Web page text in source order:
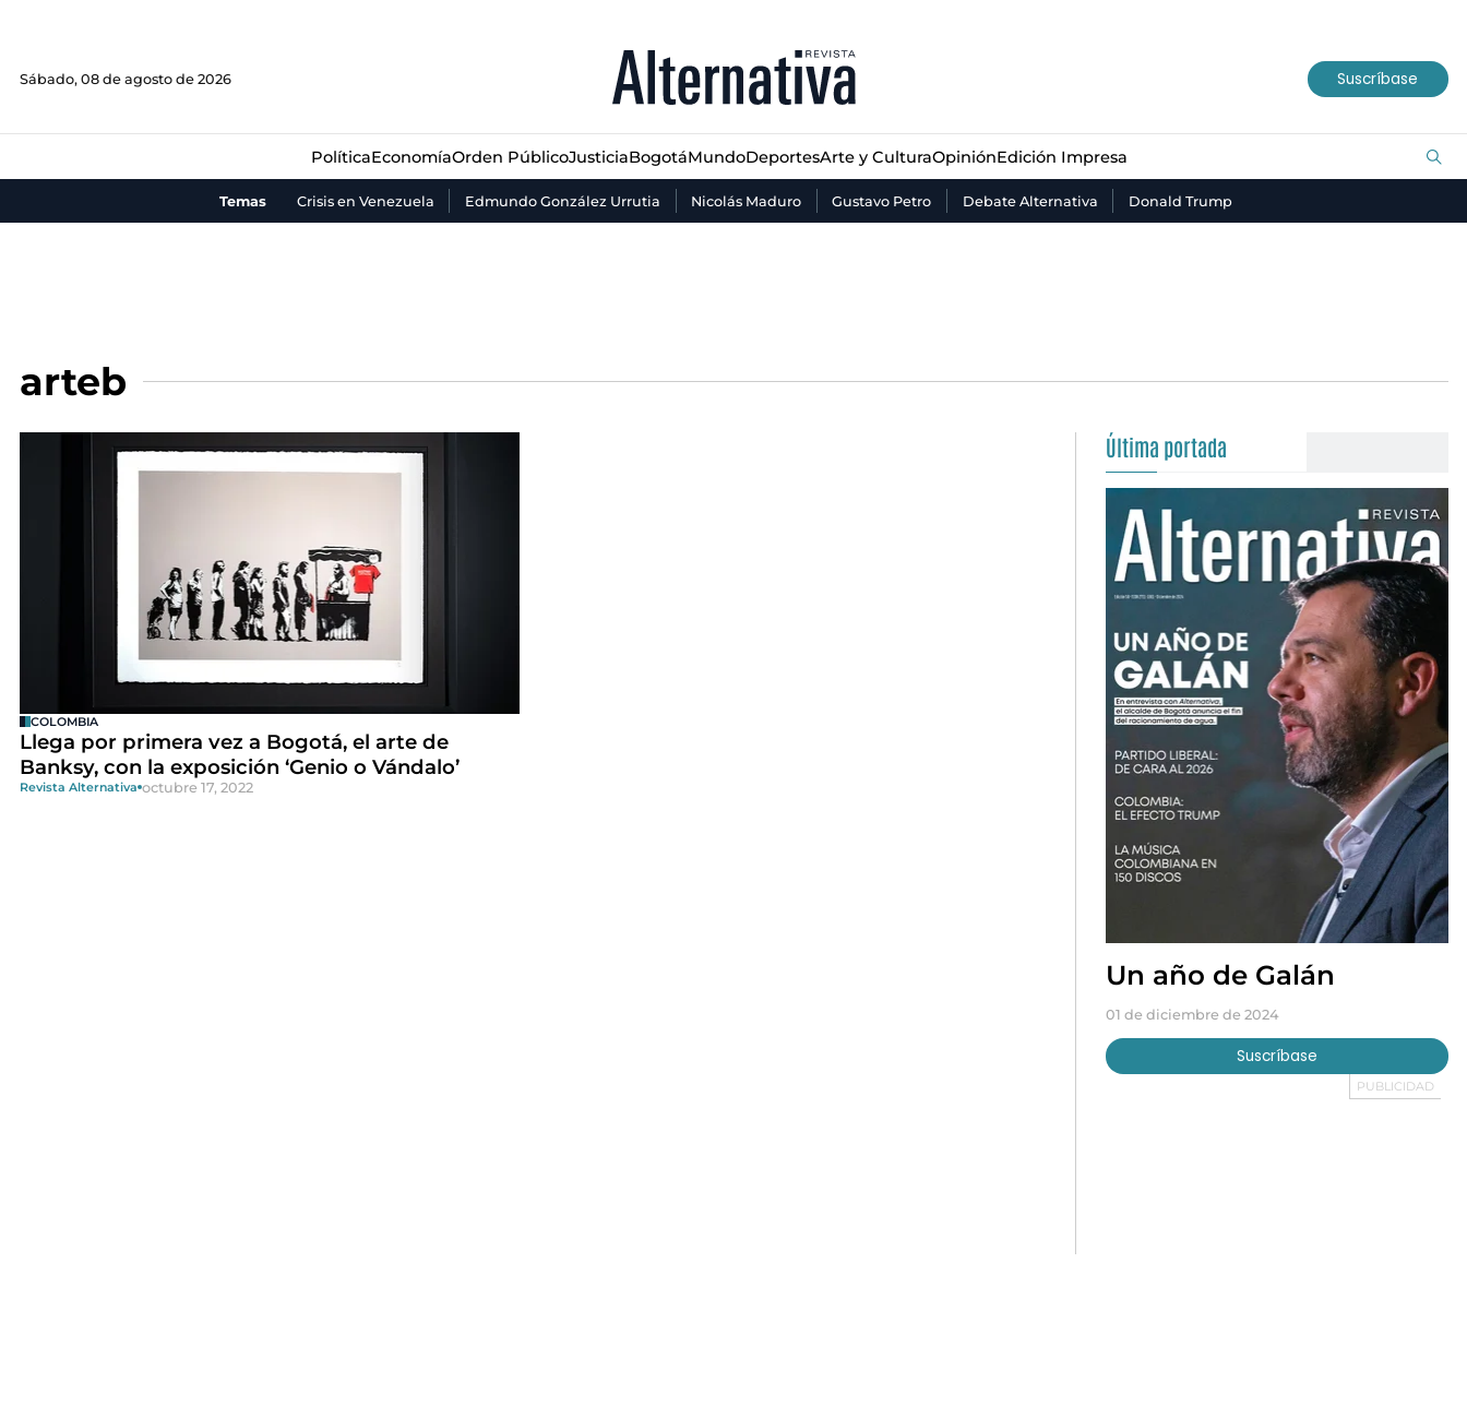
Sábado, 08 de agosto de 2026 Suscríbase
PolíticaEconomíaOrden PúblicoJusticiaBogotáMundoDeportesArte y CulturaOpiniónEdición Impresa
Temas Crisis en Venezuela Edmundo González Urrutia Nicolás Maduro Gustavo Petro Debate Alternativa Donald Trump
JusticiaBogotáMundo Deportes Arte y Cultura
arteb
COLOMBIA
Llega por primera vez a Bogotá, el arte de
Banksy, con la exposición ‘Genio o Vándalo’
Revista Alternativa octubre 17, 2022
Última portada
Un año de Galán
01 de diciembre de 2024
Suscríbase